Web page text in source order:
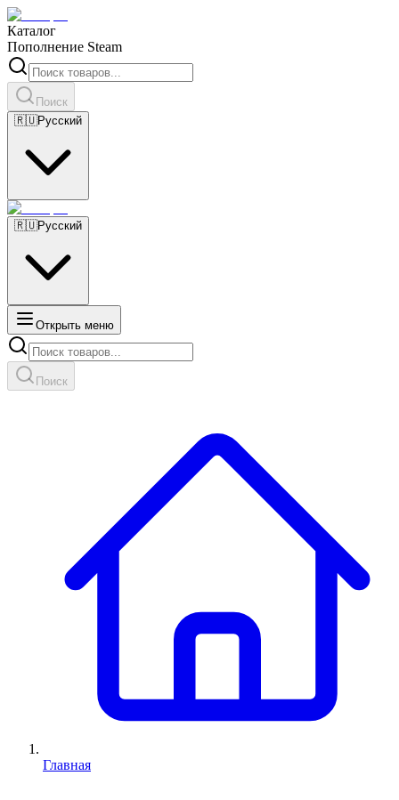
Каталог
Пополнение Steam
Поиск
🇷🇺Русский
🇷🇺Русский
Открыть меню
Поиск
Главная